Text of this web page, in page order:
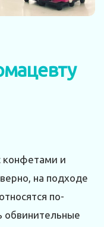
конфетами и
на подходе
по-
обвинительные